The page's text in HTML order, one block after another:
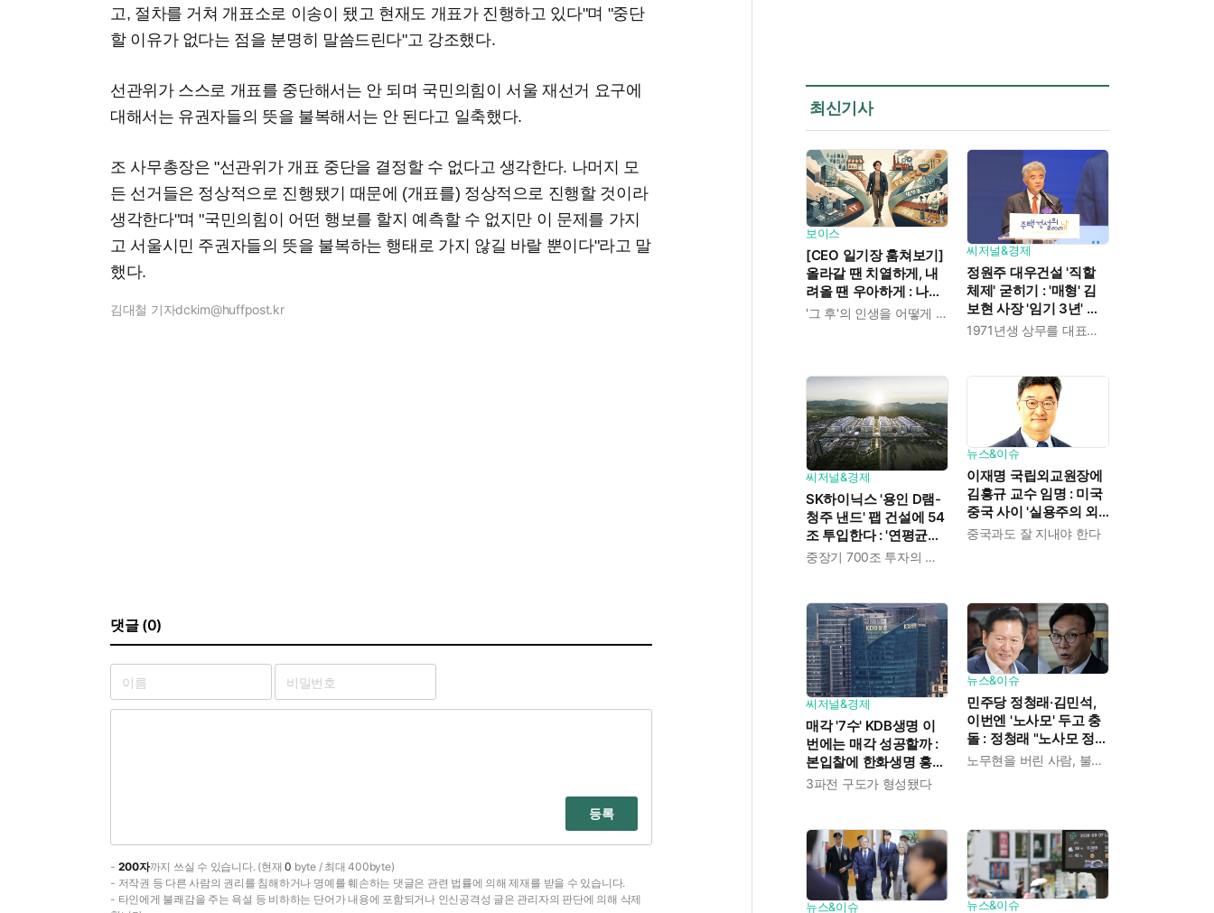
고, 절차를 거쳐 개표소로 이송이 됐고 현재도 개표가 진행하고 있다"며 "중단
할 이유가 없다는 점을 분명히 말씀드린다"고 강조했다.
선관위가 스스로 개표를 중단해서는 안 되며 국민의힘이 서울 재선거 요구에
대해서는 유권자들의 뜻을 불복해서는 안 된다고 일축했다.
조 사무총장은 "선관위가 개표 중단을 결정할 수 없다고 생각한다. 나머지 모
든 선거들은 정상적으로 진행됐기 때문에 (개표를) 정상적으로 진행할 것이라
생각한다"며 "국민의힘이 어떤 행보를 할지 예측할 수 없지만 이 문제를 가지
고 서울시민 주권자들의 뜻을 불복하는 행태로 가지 않길 바랄 뿐이다"라고 말
했다.
김대철 기자dckim@huffpost.kr
댓글 (0)
등록
- 200자까지 쓰실 수 있습니다. (현재0 byte / 최대 400byte)
- 저작권 등 다른 사람의 권리를 침해하거나 명예를 훼손하는 댓글은 관련 법률에 의해 제재를 받을 수 있습니다.
- 타인에게 불쾌감을 주는 욕설 등 비하하는 단어가 내용에 포함되거나 인신공격성 글은 관리자의 판단에 의해 삭제
최신기사
보이스
[CEO 일기장 훔쳐보기]
올라갈 땐 치열하게, 내
려올 땐 우아하게 : 나만
의 커리어 설계법
'그 후'의 인생을 어떻게 살 것인가
씨저널&경제
정원주 대우건설 '직할
체제' 굳히기 : '매형' 김
보현 사장 '임기 3년' 받
고 4개월 만에 물러났다
1971년생 상무를 대표이사로 발탁
씨저널&경제
SK하이닉스 '용인 D램-
청주 낸드' 팹 건설에 54
조 투입한다 : '연평균
19% 성장' 메모리 수요중장기 700조 투자의 단계적 이행
뉴스&이슈
이재명 국립외교원장에
김흥규 교수 임명 : 미국
중국 사이 '실용주의 외
교론' 강조한 인물이다
중국과도 잘 지내야 한다
씨저널&경제
매각 '7수' KDB생명 이
번에는 매각 성공할까 :
본입찰에 한화생명 흥국
생명 한국금융지주 최종
3파전 구도가 형성됐다
뉴스&이슈
민주당 정청래·김민석,
이번엔 '노사모' 두고 충
돌 : 정청래 "노사모 정신
으로 승리" vs 김민석 측노무현을 버린 사람, 불편하겠지
뉴스&이슈 뉴스&이슈